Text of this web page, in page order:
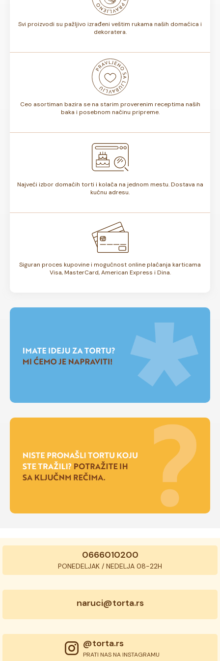
Svi proizvodi su pažljivo izrađeni veštim rukama naših domaćica i
dekoratera.
Ceo asortiman bazira se na starim proverenim receptima naših
baka i posebnom načinu pripreme.
Najveći izbor domaćih torti i kolača na jednom mestu. Dostava na
kućnu adresu.
Siguran proces kupovine i mogućnost online plaćanja karticama
Visa, MasterCard, American Express i Dina.
0666010200
PONEDELJAK / NEDELJA 08-22H
naruci@torta.rs
@torta.rs
PRATI NAS NA INSTAGRAMU